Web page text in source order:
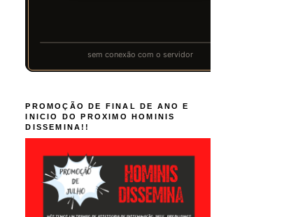
PROMOÇÃO DE FINAL DE ANO E
INICIO DO PROXIMO HOMINIS
DISSEMINA!!